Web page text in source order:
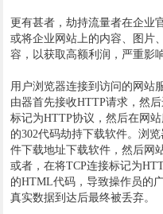
更有甚者，劫持流量者在企业
或将企业网站上的内容、图片
容，以获取高额利润，严重影
用户浏览器连接到访问的网站
由器首先接收HTTP请求，然
标记为HTTP协议，然后在网
的302代码劫持下载软件。浏
件下载地址下载软件，然后网
或者，在将TCP连接标记为
的HTML代码，导致操作员的
真实数据到达后最终被丢弃。